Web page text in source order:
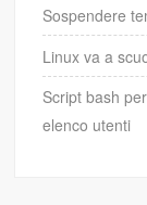
Sospendere
Linux va a
Script bash
elenco utenti